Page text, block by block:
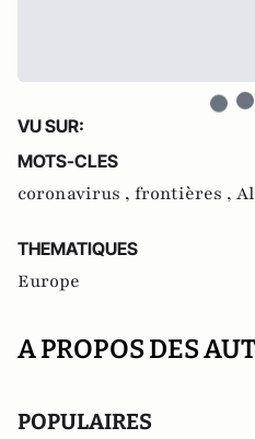
VU SUR:
MOTS-CLES
coronavirus , frontières ,
THEMATIQUES
Europe
A PROPOS DES
POPULAIRES